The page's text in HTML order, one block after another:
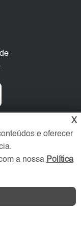
X
e oferecer
a nossa Política